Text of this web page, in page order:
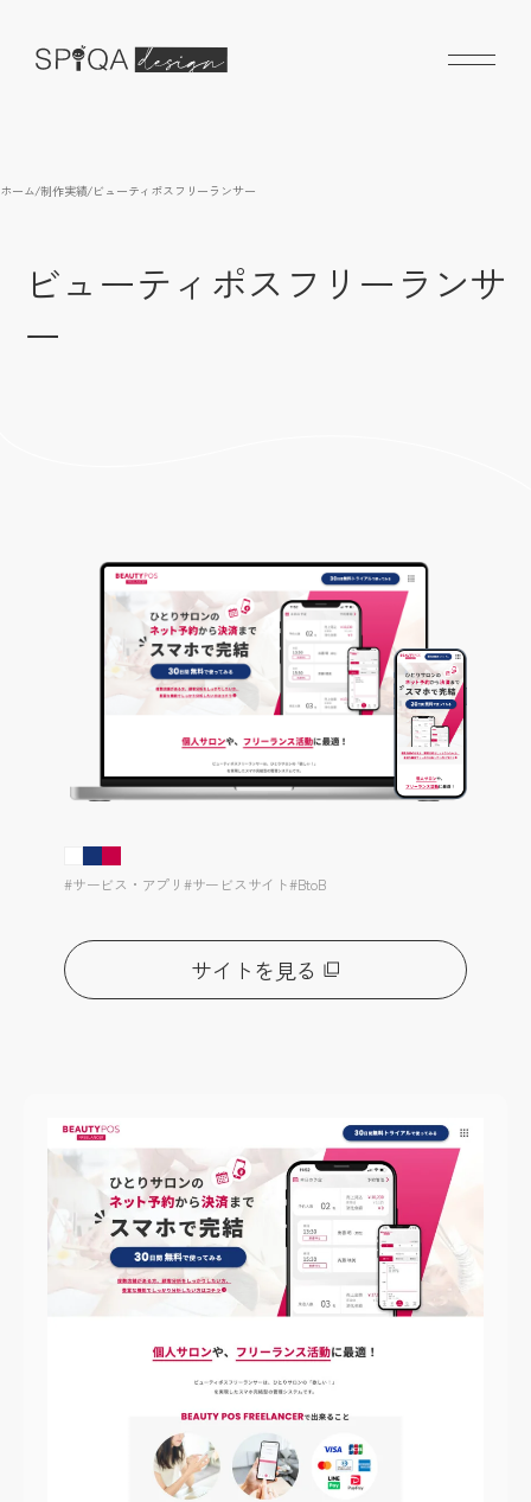
ホーム/制作実績/ビューティポスフリーランサー
ビューティポスフリーランサ
ー
#サービス・アプリ #サービスサイト#BtoB
サイトを見る